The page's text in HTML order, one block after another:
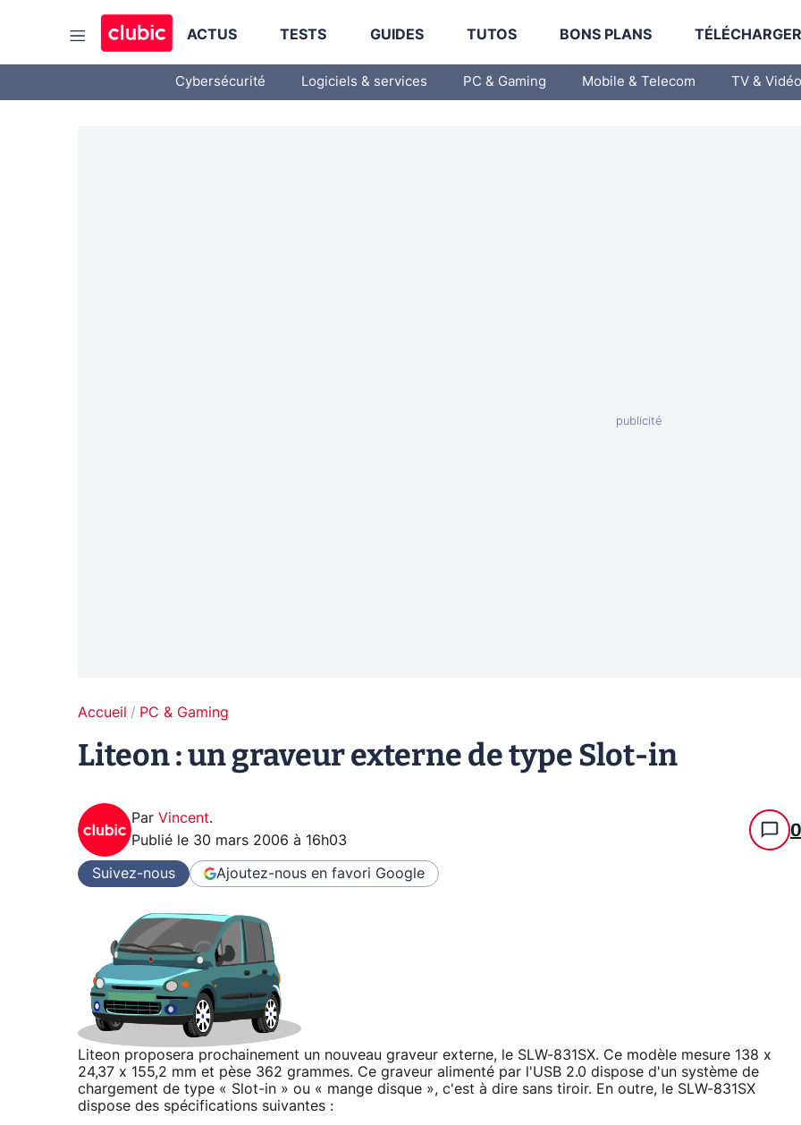
ACTUS TESTS GUIDES TUTOS BONS PLANS
Cybersécurité Logiciels & services PC & Gaming Mobile & Telecom TV & Vidéo
Accueil PC & Gaming
Liteon : un graveur externe de type Slot-in
Par Vincent.
Publié le 30 mars 2006 à 16h03 0
Suivez-nous Ajoutez-nous en favori Google
Liteon proposera prochainement un nouveau graveur externe, le SLW-831SX. Ce modèle mesure 138 x
24,37 x 155,2 mm et pèse 362 grammes. Ce graveur alimenté par l'USB 2.0 dispose d'un système de
chargement de type « Slot-in » ou « mange disque », c'est à dire sans tiroir. En outre, le SLW-831SX
dispose des spécifications suivantes :